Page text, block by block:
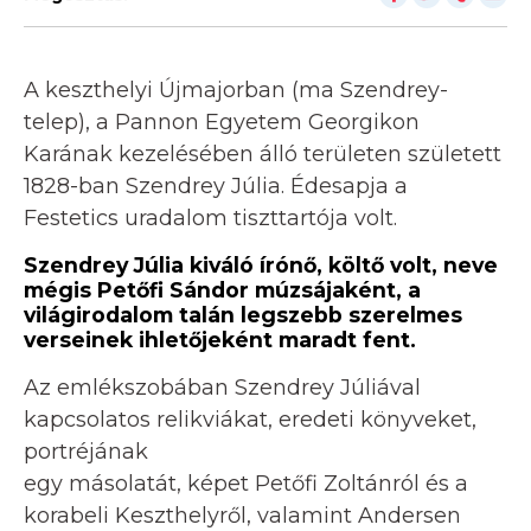
A keszthelyi Újmajorban (ma Szendrey-
telep), a Pannon Egyetem Georgikon
Karának kezelésében álló területen született
1828-ban Szendrey Júlia. Édesapja a
Festetics uradalom tiszttartója volt.
Szendrey Júlia kiváló írónő, költő volt, neve
mégis Petőfi Sándor múzsájaként, a
világirodalom talán legszebb szerelmes
verseinek ihletőjeként maradt fent.
Az emlékszobában Szendrey Júliával
kapcsolatos relikviákat, eredeti könyveket,
portréjának
egy másolatát, képet Petőfi Zoltánról és a
korabeli Keszthelyről, valamint Andersen